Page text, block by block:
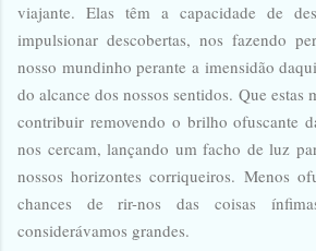
viajante. Elas têm a capacidade de
impulsionar descobertas, nos fazendo
nosso mundinho perante a imensidão
do alcance dos nossos sentidos. Que estas
contribuir removendo o brilho ofuscante
nos cercam, lançando um facho de luz
nossos horizontes corriqueiros. Menos
chances de rir-nos das coisas
considerávamos grandes.